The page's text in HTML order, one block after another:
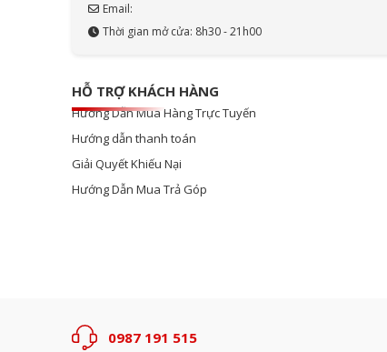
Email:
Thời gian mở cửa: 8h30 - 21h00
HỖ TRỢ KHÁCH HÀNG
Hướng Dẫn Mua Hàng Trực Tuyến
Hướng dẫn thanh toán
Giải Quyết Khiếu Nại
Hướng Dẫn Mua Trả Góp
0987 191 515